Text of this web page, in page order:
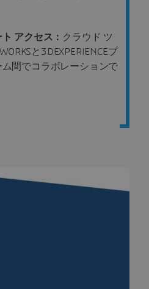
アクセス： クラウド ツ
と3DEXPERIENCEプ
間でコラボレーションで